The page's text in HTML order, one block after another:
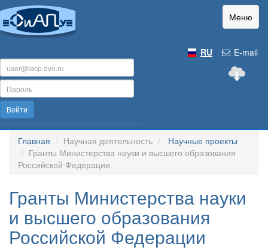
Меню
E-mail
RU
Войти
Главная Научная деятельность
Научные проекты
Гранты Министерства науки и высшего образования
Российской Федерации
Гранты Министерства науки
и высшего образования
Российской Федерации